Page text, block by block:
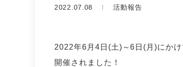
2022.07.08 活動報告
2022年6月4日(土)～6日(月)にか
開催されました！